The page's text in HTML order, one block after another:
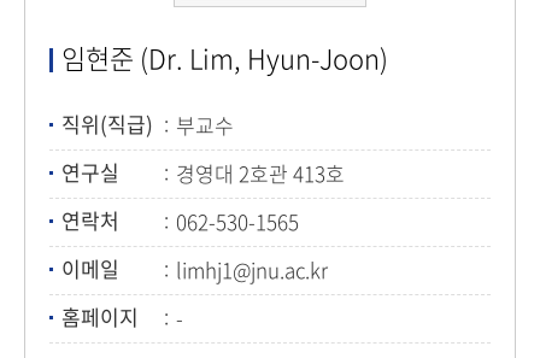
임현준 (Dr. Lim, Hyun-Joon)
직위(직급)
부교수
연구실
경영대 2호관 413호
연락처
062-530-1565
이메일
limhj1@jnu.ac.kr
홈페이지
-